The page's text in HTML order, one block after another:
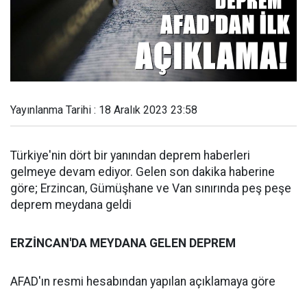
Yayınlanma Tarihi : 18 Aralık 2023 23:58
Türkiye'nin dört bir yanından deprem haberleri
gelmeye devam ediyor. Gelen son dakika haberine
göre; Erzincan, Gümüşhane ve Van sınırında peş peşe
deprem meydana geldi
ERZİNCAN'DA MEYDANA GELEN DEPREM
AFAD'ın resmi hesabından yapılan açıklamaya göre